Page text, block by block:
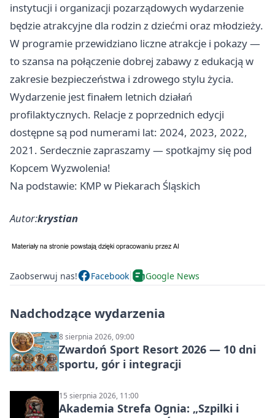
instytucji i organizacji pozarządowych wydarzenie
będzie atrakcyjne dla rodzin z dziećmi oraz młodzieży.
W programie przewidziano liczne atrakcje i pokazy —
to szansa na połączenie dobrej zabawy z edukacją w
zakresie bezpieczeństwa i zdrowego stylu życia.
Wydarzenie jest finałem letnich działań
profilaktycznych. Relacje z poprzednich edycji
dostępne są pod numerami lat: 2024, 2023, 2022,
2021. Serdecznie zapraszamy — spotkajmy się pod
Kopcem Wyzwolenia!
Na podstawie: KMP w Piekarach Śląskich
Autor:krystian
Zaobserwuj nas! Facebook Google News
Nadchodzące wydarzenia
8 sierpnia 2026, 09:00
Zwardoń Sport Resort 2026 — 10 dni
sportu, gór i integracji
15 sierpnia 2026, 11:00
Akademia Strefa Ognia: „Szpilki i